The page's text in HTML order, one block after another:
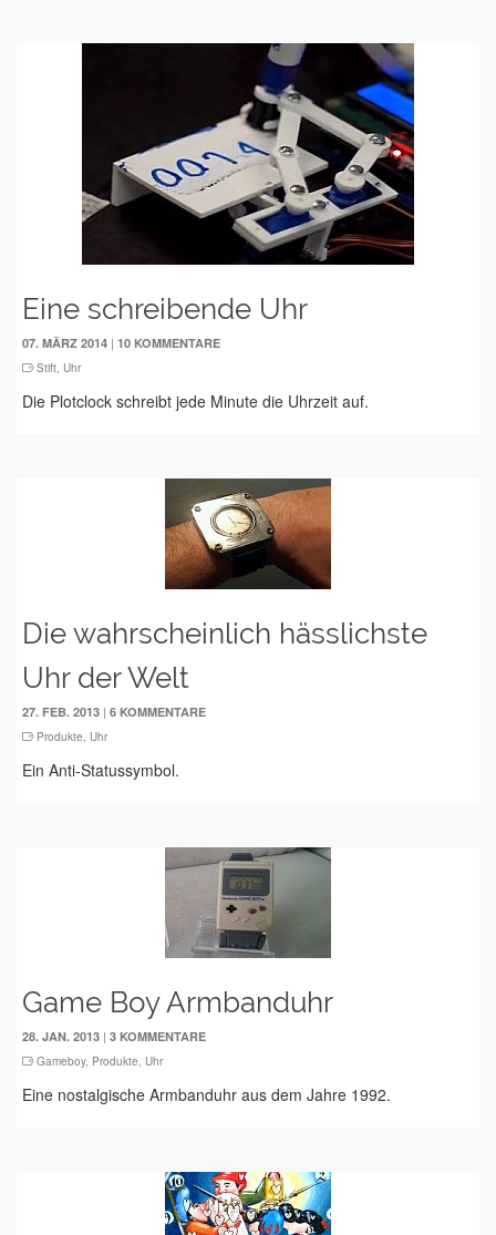
Eine schreibende Uhr
07. MÄRZ 2014 | 10 KOMMENTARE
Stift, Uhr
Die Plotclock schreibt jede Minute die Uhrzeit auf.
Die wahrscheinlich hässlichste
Uhr der Welt
27. FEB. 2013 | 6 KOMMENTARE
Produkte, Uhr
Ein Anti-Statussymbol.
Game Boy Armbanduhr
28. JAN. 2013 | 3 KOMMENTARE
Gameboy, Produkte, Uhr
Eine nostalgische Armbanduhr aus dem Jahre 1992.